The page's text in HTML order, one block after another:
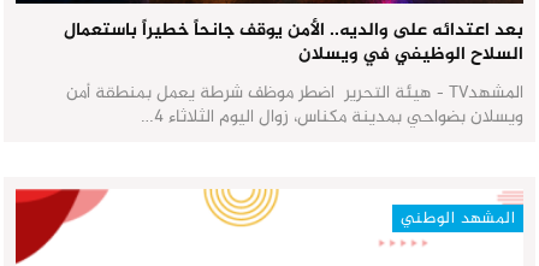
بعد اعتدائه على والديه.. الأمن يوقف جانحاً خطيراً باستعمال
السلاح الوظيفي في ويسلان
المشهدTV - هيئة التحرير اضطر موظف شرطة يعمل بمنطقة أمن
ويسلان بضواحي بمدينة مكناس، زوال اليوم الثلاثاء 4…
المشهد الوطني